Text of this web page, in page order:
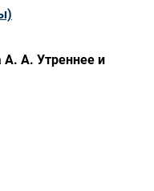
А. Утреннее и